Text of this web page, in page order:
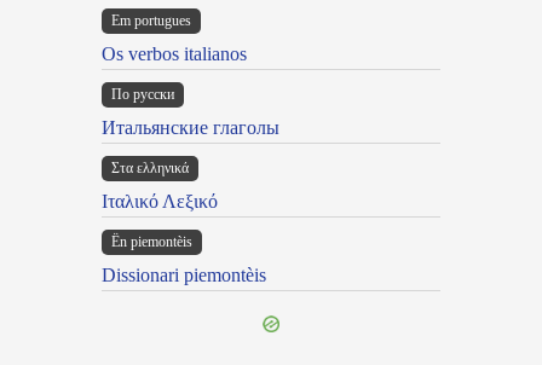
Em portugues
Os verbos italianos
По русски
Итальянские глаголы
Στα ελληνικά
Ιταλικό Λεξικό
Ën piemontèis
Dissionari piemontèis